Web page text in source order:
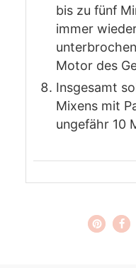
bis zu fünf
immer
Motor des
Insgesamt
Mixens mit
ungefähr 10